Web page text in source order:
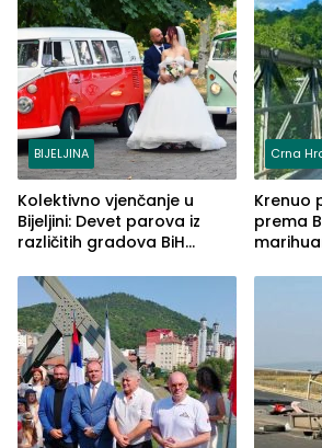
BIJELJINA
Kolektivno vjenčanje u
Bijeljini: Devet parova iz
različitih gradova BiH
Crna
Krenuo
prema